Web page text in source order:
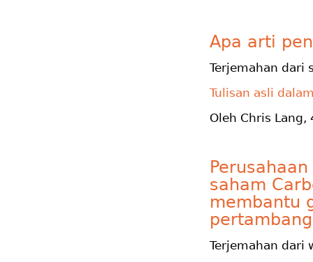
Apa arti
Terjemahan dari
Tulisan asli
Oleh Chris Lang,
saham
membantu
Terjemahan dari